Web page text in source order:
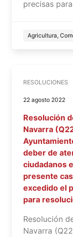
precisas
Agricultura,
RESOLUCIONES
22 agosto 2022
Resolución
Navarra
deber de
ciudadanos
presente
excedido el
para
Resolución
Navarra